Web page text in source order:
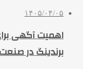
۱۴۰۵/۰۴/۰۵
اهمیت آگهی
برندینگ در